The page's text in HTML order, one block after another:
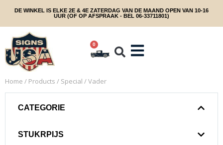
DE WINKEL IS ELKE 2E & 4E ZATERDAG VAN DE MAAND OPEN VAN 10-16
UUR (OF OP AFSPRAAK - BEL 06-33711801)
0
Home / Products / Special / Vader
CATEGORIE
STUKRPIJS